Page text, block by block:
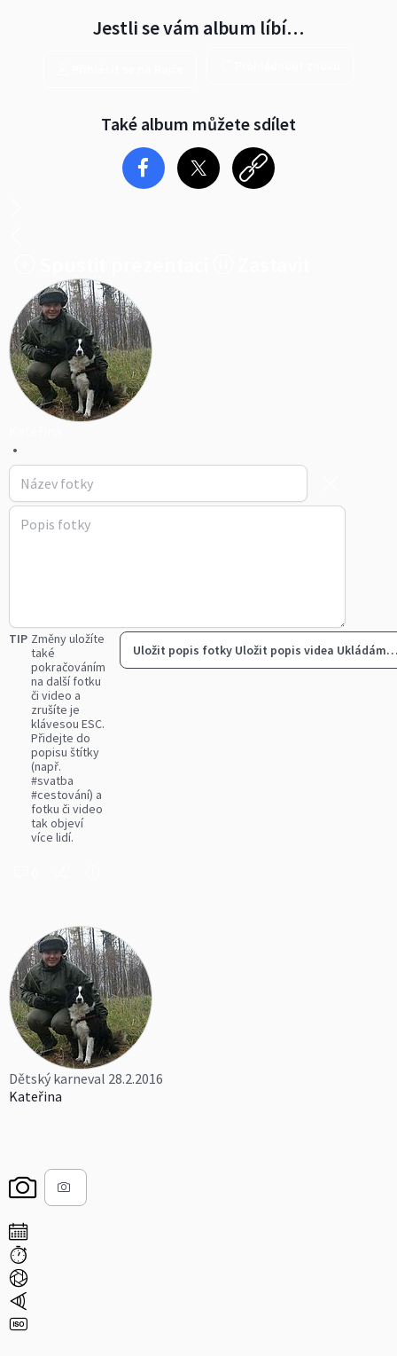
Jestli se vám album líbí…
Také album můžete sdílet
•
TIP Změny uložíte
také
pokračováním
na další fotku
či video a
zrušíte je
klávesou ESC.
Přidejte do
popisu štítky
(např.
#svatba
#cestování) a
fotku či video
tak objeví
více lidí.
Uložit popis fotky Uložit popis videa
Dětský karneval 28.2.2016
Kateřina